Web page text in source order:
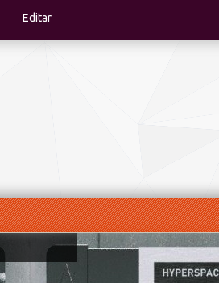
Editar